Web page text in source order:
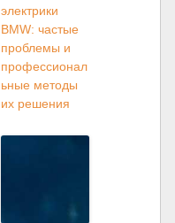
электрики
BMW: частые
проблемы и
профессионал
ьные методы
их решения